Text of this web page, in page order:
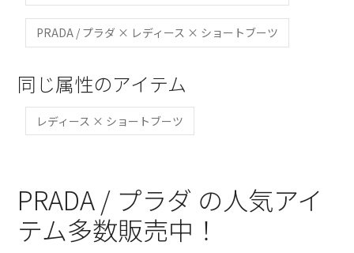
PRADA / プラダ × レディース × ショートブーツ
同じ属性のアイテム
レディース × ショートブーツ
PRADA / プラダ の人気アイ
テム多数販売中！